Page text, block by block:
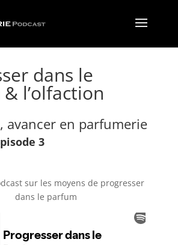
dans le
l’olfaction
avancer en parfumerie
3
sur les moyens de progresser
dans le parfum